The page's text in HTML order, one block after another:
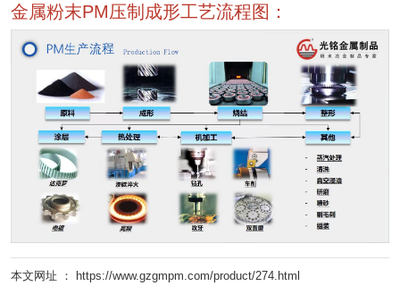
金属粉末PM压制成形工艺流程图：
本文网址 ： https://www.gzgmpm.com/product/274.html